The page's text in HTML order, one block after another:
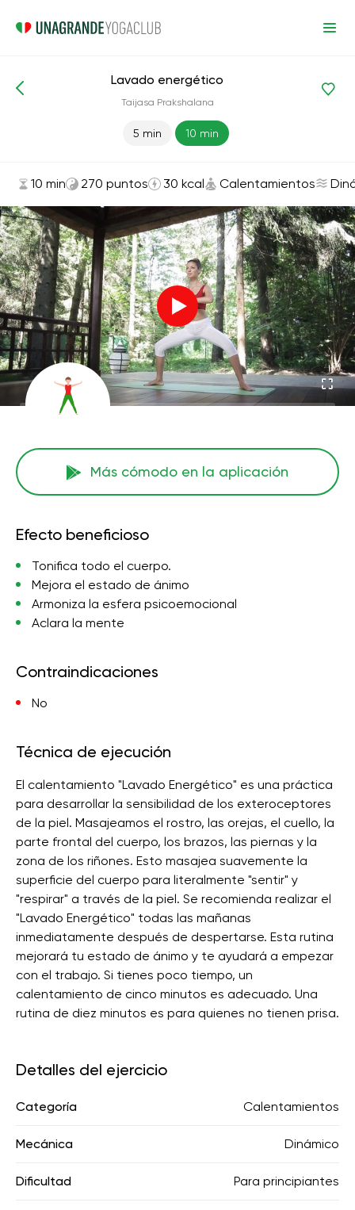
Asanas y ejercicios Calentamientos
Lavado energético
Taijasa Prakshalana
5 min 10 min
10 min 270 puntos 30 kcal Calentamientos
Más cómodo en la aplicación
Efecto beneficioso
Tonifica todo el cuerpo.
Mejora el estado de ánimo
Armoniza la esfera psicoemocional
Aclara la mente
Contraindicaciones
No
Técnica de ejecución
El calentamiento "Lavado Energético" es una práctica
para desarrollar la sensibilidad de los exteroceptores
de la piel. Masajeamos el rostro, las orejas, el cuello, la
parte frontal del cuerpo, los brazos, las piernas y la
zona de los riñones. Esto masajea suavemente la
superficie del cuerpo para literalmente "sentir" y
"respirar" a través de la piel. Se recomienda realizar el
"Lavado Energético" todas las mañanas
inmediatamente después de despertarse. Esta rutina
mejorará tu estado de ánimo y te ayudará a empezar
con el trabajo. Si tienes poco tiempo, un
calentamiento de cinco minutos es adecuado. Una
rutina de diez minutos es para quienes no tienen prisa.
Detalles del ejercicio
Categoría Calentamientos
Mecánica Dinámico
Dificultad Para principiantes